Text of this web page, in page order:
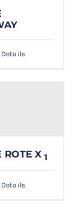
Details
ROTE X 1
Details